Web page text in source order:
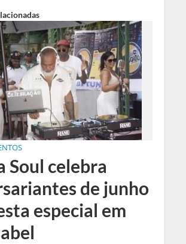
Soul celebra
de junho
especial em